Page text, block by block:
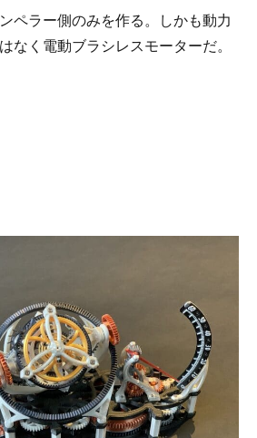
ペラー側のみを作る。しかも動力
なく電動ブラシレスモーターだ。